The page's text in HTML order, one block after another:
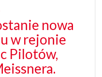
nowa
w rejonie
Pilotów,